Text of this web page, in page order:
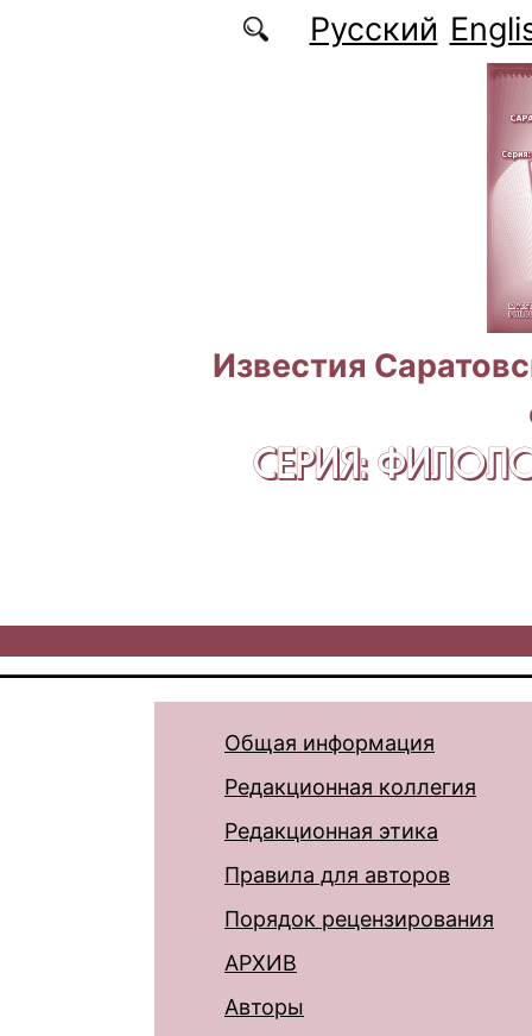
Перейти к основному содержаниюРусский
Известия
СЕРИЯ:
Общая информация
Редакционная коллегия
Редакционная этика
Правила для авторов
Порядок рецензирования
АРХИВ
Авторы